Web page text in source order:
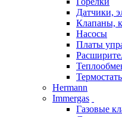
Датчики,
Клапаны,
Насосы
Платы
Hermann
Immergas
Газовые